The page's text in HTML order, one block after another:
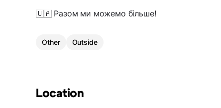
🇺🇦 Разом ми можемо більше!
Other Outside
Location